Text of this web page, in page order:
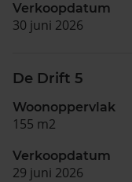
Verkoopdatum
30 juni 2026
De Drift 5
Woonoppervlak
155 m2
Verkoopdatum
29 juni 2026